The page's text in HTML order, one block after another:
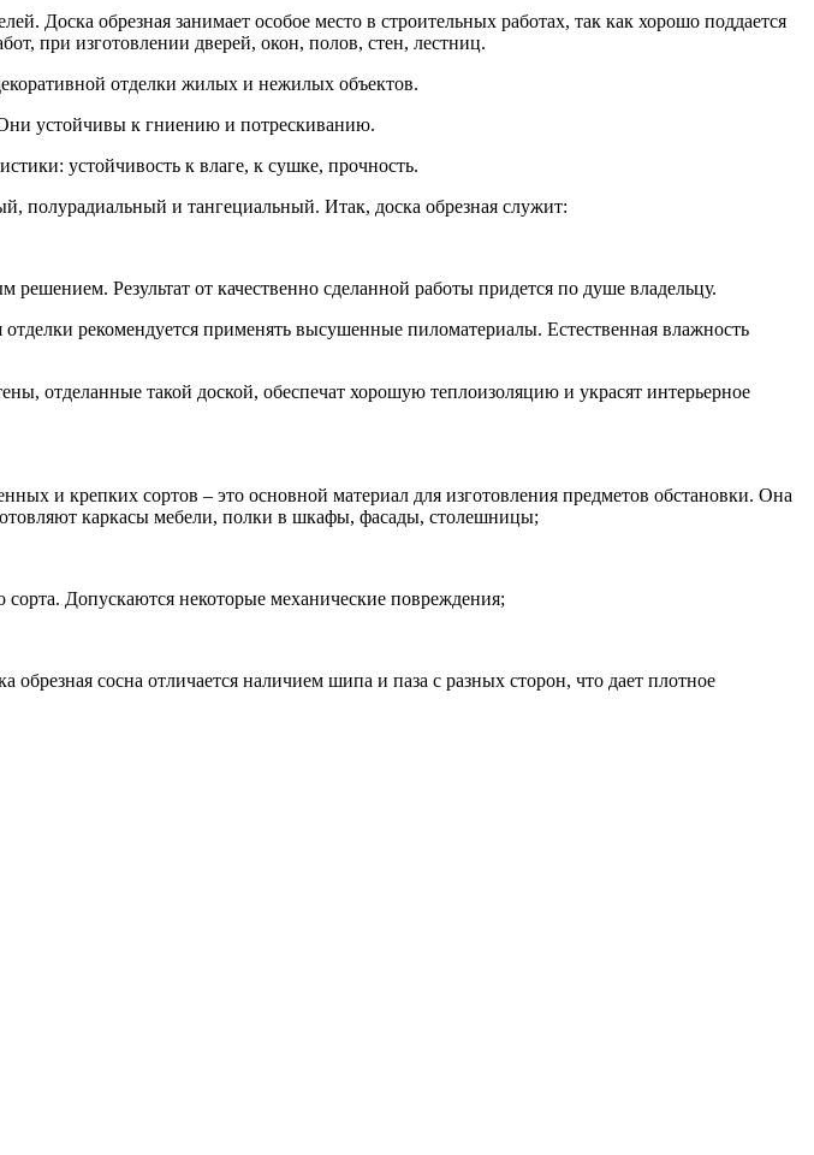
Доска обрезная занимает особое место в строительных работах, так как хорошо поддается
при изготовлении дверей, окон, полов, стен, лестниц.
отделки жилых и нежилых объектов.
Они устойчивы к гниению и потрескиванию.
устойчивость к влаге, к сушке, прочность.
полурадиальный и тангециальный. Итак, доска обрезная служит:
Результат от качественно сделанной работы придется по душе владельцу.
рекомендуется применять высушенные пиломатериалы. Естественная влажность
отделанные такой доской, обеспечат хорошую теплоизоляцию и украсят интерьерное
и крепких сортов – это основной материал для изготовления предметов обстановки. Она
каркасы мебели, полки в шкафы, фасады, столешницы;
Допускаются некоторые механические повреждения;
сосна отличается наличием шипа и паза с разных сторон, что дает плотное